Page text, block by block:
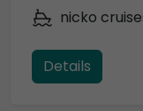
nicko
Details